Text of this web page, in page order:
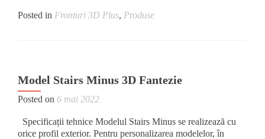
Posted in Fronturi 3D Plus, Produse
Model Stairs Minus 3D Fantezie
Posted on 6 mai 2022
Specificații tehnice Modelul Stairs Minus se realizează cu
orice profil exterior. Pentru personalizarea modelelor, în